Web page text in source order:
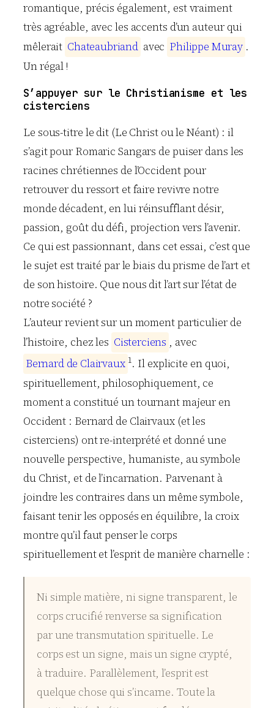
romantique, précis également, est vraiment
très agréable, avec les accents d’un auteur qui
mêlerait Chateaubriand avec Philippe Muray .
Un régal !
S’appuyer sur le Christianisme et les
cisterciens
Le sous-titre le dit (Le Christ ou le Néant) : il
s’agit pour Romaric Sangars de puiser dans les
racines chrétiennes de l’Occident pour
retrouver du ressort et faire revivre notre
monde décadent, en lui réinsufflant désir,
passion, goût du défi, projection vers l’avenir.
Ce qui est passionnant, dans cet essai, c’est que
le sujet est traité par le biais du prisme de l’art et
de son histoire. Que nous dit l’art sur l’état de
notre société ?
L’auteur revient sur un moment particulier de
l’histoire, chez les Cisterciens , avec
Bernard de Clairvaux 1. Il explicite en quoi,
spirituellement, philosophiquement, ce
moment a constitué un tournant majeur en
Occident : Bernard de Clairvaux (et les
cisterciens) ont re-interprété et donné une
nouvelle perspective, humaniste, au symbole
du Christ, et de l’incarnation. Parvenant à
joindre les contraires dans un même symbole,
faisant tenir les opposés en équilibre, la croix
montre qu’il faut penser le corps
spirituellement et l’esprit de manière charnelle :
Ni simple matière, ni signe transparent, le
corps crucifié renverse sa signification
par une transmutation spirituelle. Le
corps est un signe, mais un signe crypté,
à traduire. Parallèlement, l’esprit est
quelque chose qui s’incarne. Toute la